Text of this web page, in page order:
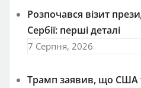
Розпочався візит
Сербії: перші деталі
7 Серпня, 2026
Трамп заявив, що США